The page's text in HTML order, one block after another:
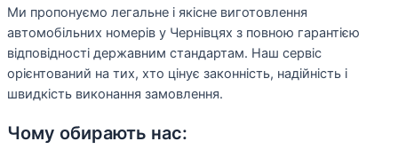
Ми пропонуємо легальне і якісне виготовлення
автомобільних номерів у Чернівцях з повною гарантією
відповідності державним стандартам. Наш сервіс
орієнтований на тих, хто цінує законність, надійність і
швидкість виконання замовлення.
Чому обирають нас: